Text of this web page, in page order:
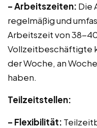
– Arbeitszeiten: Die
regelmäßig und
Arbeitszeit von 38-
Vollzeitbeschäftigte
der Woche, an
haben.
Teilzeitstellen:
– Flexibilität: